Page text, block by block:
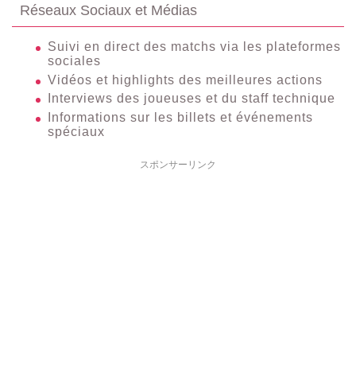
Réseaux Sociaux et Médias
Suivi en direct des matchs via les plateformes
sociales
Vidéos et highlights des meilleures actions
Interviews des joueuses et du staff technique
Informations sur les billets et événements
spéciaux
スポンサーリンク